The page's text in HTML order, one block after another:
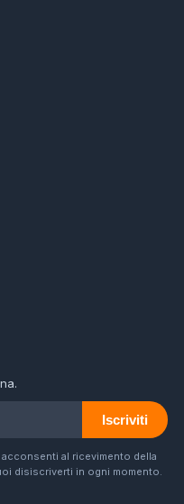
Iscriviti
acconsenti al ricevimento della
disiscriverti in ogni momento.